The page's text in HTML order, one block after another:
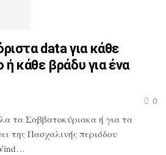
data για κάθε
κάθε βράδυ για ένα
0
τα Σαββατοκύριακα ή για τα
της Πασχαλινής περιόδου